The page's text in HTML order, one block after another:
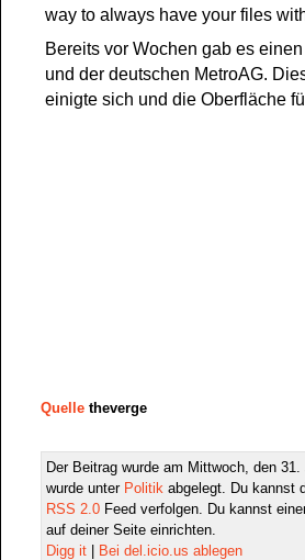
way to always have your files
Bereits vor Wochen gab es
und der deutschen MetroAG.
einigte sich und die Oberfläche
Quelle theverge
Der Beitrag wurde am Mittwoch, den
wurde unter Politik abgelegt. Du kannst
RSS 2.0 Feed verfolgen. Du kannst
auf deiner Seite einrichten.
Digg it
Bei del.icio.us ablegen